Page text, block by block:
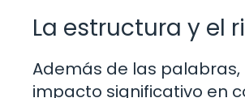
La estructura y el
Además de las
impacto significativo en